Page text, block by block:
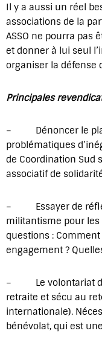
Il y a aussi un réel
associations de la
ASSO ne pourra pas
et donner à lui seul
organiser la défense
Principales
– Dénoncer le
problématiques
de Coordination Sud
associatif de
– Essayer de
militantisme pour les
questions :
engagement ?
– Le volontariat
retraite et sécu au
internationale).
bénévolat, qui est